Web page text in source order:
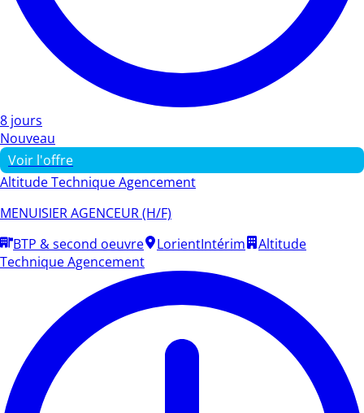
8 jours
Nouveau
Voir l'offre
Altitude Technique Agencement
MENUISIER AGENCEUR (H/F)
BTP & second oeuvre
LorientIntérim
Altitude
Technique Agencement